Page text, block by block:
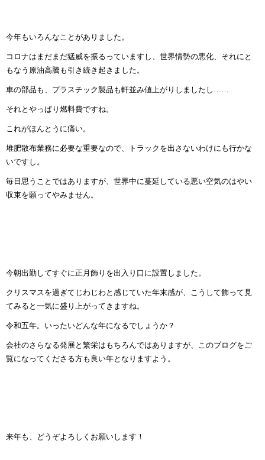
今年もいろんなことがありました。
コロナはまだまだ猛威を振るっていますし、世界情勢の悪化、それにと
もなう原油高騰も引き続き起きました。
車の部品も、プラスチック製品も軒並み値上がりしましたし……
それとやっぱり燃料費ですね。
これがほんとうに痛い。
堆肥散布業務に必要な重要なので、トラックを出さないわけにも行かな
いですし。
毎日思うことではありますが、世界中に蔓延している悪い空気のはやい
収束を願ってやみません。
今朝出勤してすぐに正月飾りを出入り口に設置しました。
クリスマスを過ぎてじわじわと感じていた年末感が、こうして飾って見
てみると一気に盛り上がってきますね。
令和五年。いったいどんな年になるでしょうか？
会社のさらなる発展と繁栄はもちろんではありますが、このブログをご
覧になってくださる方も良い年となりますよう。
来年も、どうぞよろしくお願いします！